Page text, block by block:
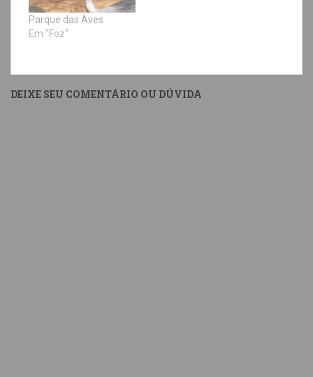
Parque das Aves
Em "Foz"
DEIXE SEU COMENTÁRIO OU DÚVIDA